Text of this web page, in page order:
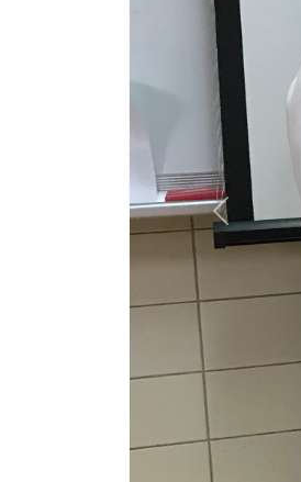
Previous